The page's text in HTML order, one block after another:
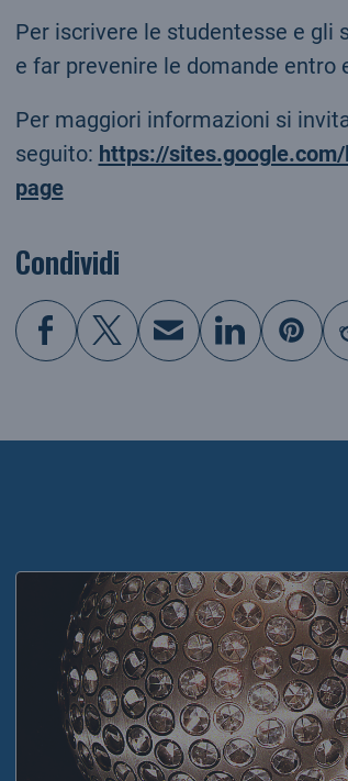
Per iscrivere le studentesse e gli
e far prevenire le domande entro
Per maggiori informazioni si
seguito: https://
page
Condividi